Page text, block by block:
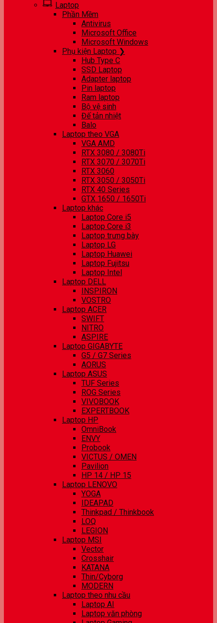
Laptop
Phần Mềm
Antivirus
Microsoft Office
Microsoft Windows
Phụ kiện Laptop ❯
Hub Type C
SSD Laptop
Adapter laptop
Pin laptop
Ram laptop
Bộ vệ sinh
Đế tản nhiệt
Balo
Laptop theo VGA
VGA AMD
RTX 3080 / 3080Ti
RTX 3070 / 3070Ti
RTX 3060
RTX 3050 / 3050Ti
RTX 40 Series
GTX 1650 / 1650Ti
Laptop khác
Laptop Core i5
Laptop Core i3
Laptop trưng bày
Laptop LG
Laptop Huawei
Laptop Fujitsu
Laptop Intel
Laptop DELL
INSPIRON
VOSTRO
Laptop ACER
SWIFT
NITRO
ASPIRE
Laptop GIGABYTE
G5 / G7 Series
AORUS
Laptop ASUS
TUF Series
ROG Series
VIVOBOOK
EXPERTBOOK
Laptop HP
OmniBook
ENVY
Probook
VICTUS / OMEN
Pavilion
HP 14 / HP 15
Laptop LENOVO
YOGA
IDEAPAD
Thinkpad / Thinkbook
LOQ
LEGION
Laptop MSI
Vector
Crosshair
KATANA
Thin/Cyborg
MODERN
Laptop theo nhu cầu
Laptop AI
Laptop văn phòng